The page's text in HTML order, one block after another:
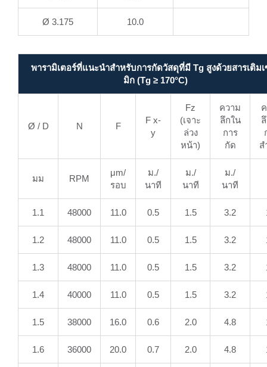
Ø 3.175 10.0
พารามิเตอร์ที่แนะนำสำหรับการกัดวัสดุที่มี Tg สูงด้วยสารเติมเ
มิก (Tg ≥ 170°C)
Ø / D N F
F x-
y
Fz
(เจาะ
ล่วง
หน้า)
ความ
ลึกใน
การ
กัด
ส
มม RPM
μm/
รอบ
ม./
นาที
ม./
นาที
ม./
นาที
1.1 48000 11.0 0.5 1.5 3.2
1.2 48000 11.0 0.5 1.5 3.2
1.3 48000 11.0 0.5 1.5 3.2
1.4 40000 11.0 0.5 1.5 3.2
1.5 38000 16.0 0.6 2.0 4.8
1.6 36000 20.0 0.7 2.0 4.8